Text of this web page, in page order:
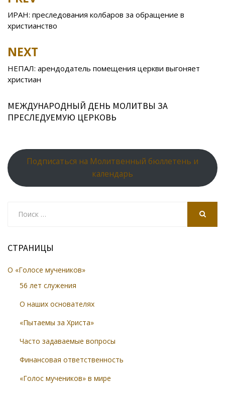
o
o as
ki
r p
navigation
ИРАН: преследования колбаров за обращение в
христианство
NEXT
НЕПАЛ: арендодатель помещения церкви выгоняет
христиан
МЕЖДУНАРОДНЫЙ ДЕНЬ МОЛИТВЫ ЗА
ПРЕСЛЕДУЕМУЮ ЦЕРКОВЬ
Подписаться на Молитвенный бюллетень и
календарь
СТРАНИЦЫ
О «Голосе мучеников»
56 лет служения
О наших основателях
«Пытаемы за Христа»
Часто задаваемые вопросы
Финансовая ответственность
«Голос мучеников» в мире